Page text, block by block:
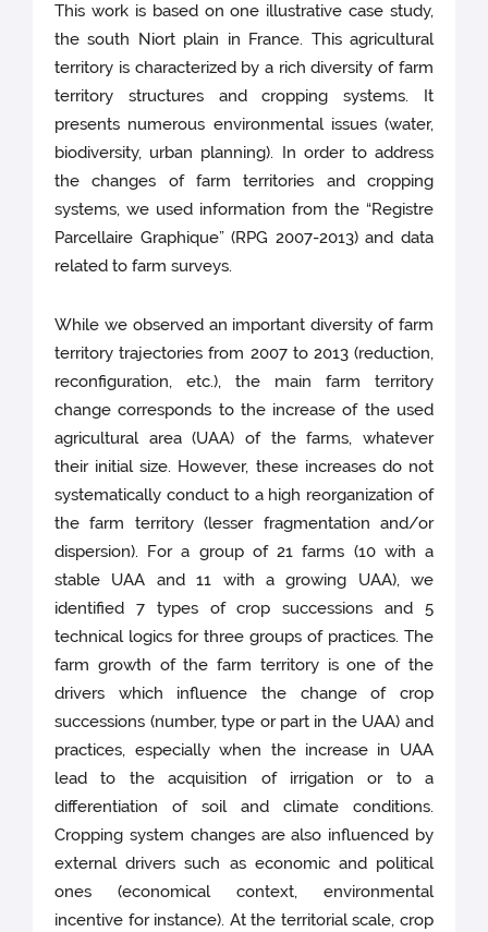
This work is based on one illustrative case study,
the south Niort plain in France. This agricultural
territory is characterized by a rich diversity of farm
territory structures and cropping systems. It
presents numerous environmental issues (water,
biodiversity, urban planning). In order to address
the changes of farm territories and cropping
systems, we used information from the “Registre
Parcellaire Graphique” (RPG 2007-2013) and data
related to farm surveys.
While we observed an important diversity of farm
territory trajectories from 2007 to 2013 (reduction,
reconfiguration, etc.), the main farm territory
change corresponds to the increase of the used
agricultural area (UAA) of the farms, whatever
their initial size. However, these increases do not
systematically conduct to a high reorganization of
the farm territory (lesser fragmentation and/or
dispersion). For a group of 21 farms (10 with a
stable UAA and 11 with a growing UAA), we
identified 7 types of crop successions and 5
technical logics for three groups of practices. The
farm growth of the farm territory is one of the
drivers which influence the change of crop
successions (number, type or part in the UAA) and
practices, especially when the increase in UAA
lead to the acquisition of irrigation or to a
differentiation of soil and climate conditions.
Cropping system changes are also influenced by
external drivers such as economic and political
ones (economical context, environmental
incentive for instance). At the territorial scale, crop